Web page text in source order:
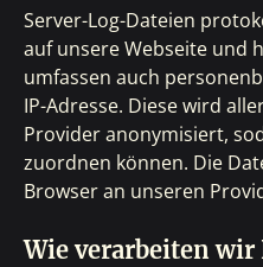
Server-Log-Dateien
auf unsere Webseite und
umfassen auch
IP-Adresse. Diese wird
Provider anonymisiert,
zuordnen können. Die
Browser an unseren
Wie verarbeiten wir